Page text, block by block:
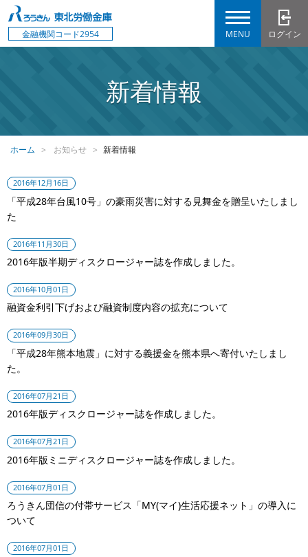
金融機関コード2954 ログイン
MENU
新着情報
ホーム お知らせ 新着情報
2016年12月16日
「平成28年台風10号」の豪雨災害に対する見舞金を贈呈いたしまし
た
2016年11月30日
2016年版半期ディスクロージャー誌を作成しました。
2016年10月01日
融資金利引下げおよび融資制度内容の拡充について
2016年09月30日
「平成28年熊本地震」に対する義援金を熊本県へ寄付いたしまし
た。
2016年07月21日
2016年版ディスクロージャー誌を作成しました。
2016年07月21日
2016年版ミニディスクロージャー誌を作成しました。
2016年07月01日
ろうきん団信の付帯サービス「MY(マイ)生活応援ネット」の導入に
ついて
2016年07月01日